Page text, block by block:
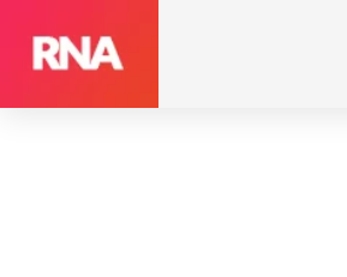
Skip
to